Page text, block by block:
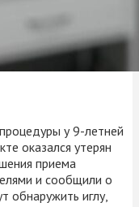
у 9-летней
оказался утерян
приема
и сообщили о
обнаружить иглу,